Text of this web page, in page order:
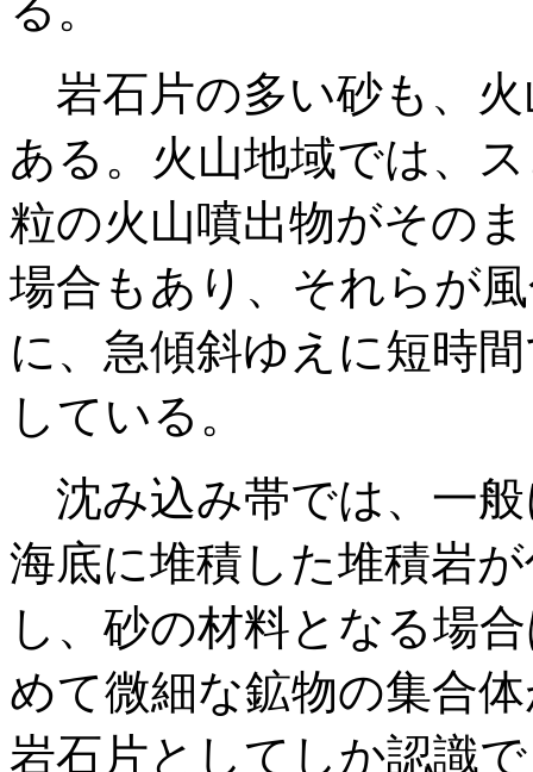
岩石片の多い砂も、火
ある。火山地域では、
粒の火山噴出物がその
場合もあり、それらが
に、急傾斜ゆえに短時
している。
沈み込み帯では、一
海底に堆積した堆積岩
し、砂の材料となる場
めて微細な鉱物の集合
岩石片としてしか認識